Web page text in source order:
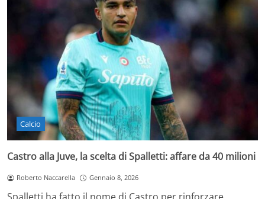
Calcio
Castro alla Juve, la scelta di Spalletti: affare da 40 milioni
Roberto Naccarella Gennaio 8, 2026